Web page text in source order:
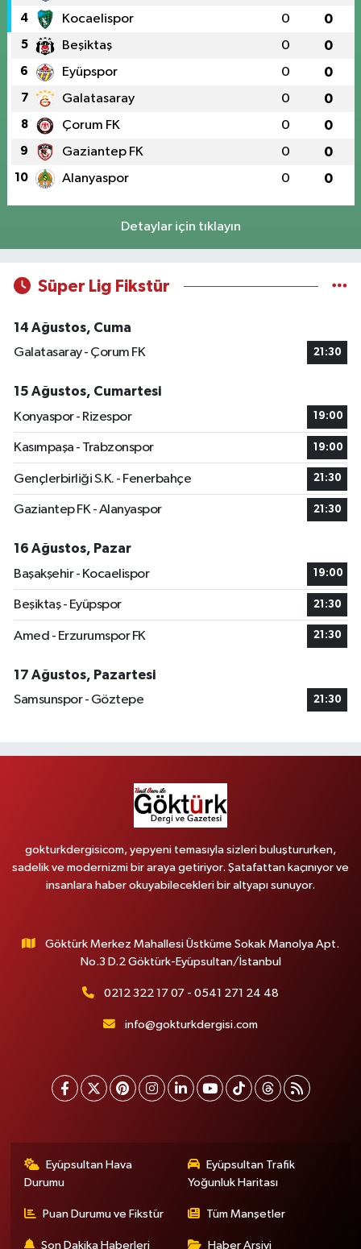
4 Kocaelispor 0 0
5 Beşiktaş 0 0
6 Eyüpspor 0 0
7 Galatasaray 0 0
8 Çorum FK 0 0
9 Gaziantep FK 0 0
10 Alanyaspor 0 0
Detaylar için tıklayın
Süper Lig Fikstür
14 Ağustos, Cuma
Galatasaray - Çorum FK
21:30
15 Ağustos, Cumartesi
Konyaspor - Rizespor
19:00
Kasımpaşa - Trabzonspor 19:00
Gençlerbirliği S.K. - Fenerbahçe 21:30
Gaziantep FK - Alanyaspor 21:30
16 Ağustos, Pazar
Başakşehir - Kocaelispor
19:00
Beşiktaş - Eyüpspor 21:30
Amed - Erzurumspor FK 21:30
17 Ağustos, Pazartesi
Samsunspor - Göztepe
21:30
gokturkdergisicom, yepyeni temasıyla sizleri buluştururken,
sadelik ve modernizmi bir araya getiriyor. Şatafattan kaçınıyor ve
insanlara haber okuyabilecekleri bir altyapı sunuyor.
Göktürk Merkez Mahallesi Üstküme Sokak Manolya Apt.
No.3 D.2 Göktürk-Eyüpsultan/İstanbul
0212 322 17 07 - 0541 271 24 48
info@gokturkdergisi.com
Eyüpsultan Hava
Durumu
Eyüpsultan Trafik
Yoğunluk Haritası
Puan Durumu ve Fikstür Tüm Manşetler
Son Dakika Haberleri Haber Arşivi